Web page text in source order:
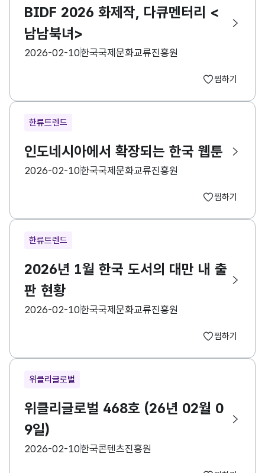
BIDF 2026 화제작, 다큐멘터리 <
남남북녀>
등록일
2026-02-10수집기관한국국제문화교류진흥원
찜하기
한류트렌드
인도네시아에서 확장되는 한국 웹툰
등록일
2026-02-10수집기관한국국제문화교류진흥원
찜하기
한류트렌드
2026년 1월 한국 도서의 대만 내 출
판 현황
등록일
2026-02-10수집기관한국국제문화교류진흥원
찜하기
위클리글로벌
위클리글로벌 468호 (26년 02월 0
9일)
등록일
2026-02-10수집기관한국콘텐츠진흥원